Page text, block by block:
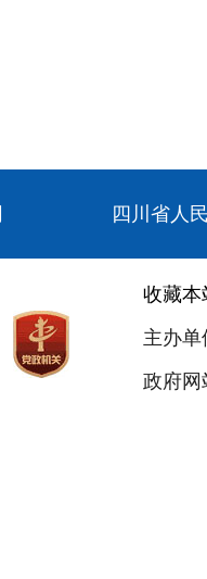
四川省人
收藏本
主办
政府网